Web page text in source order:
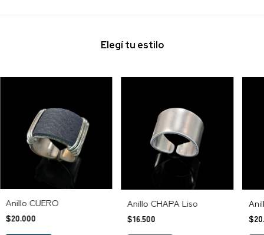
Elegí tu estilo
Anillo CUERO
$20.000
Anillo CHAPA Liso
$16.500